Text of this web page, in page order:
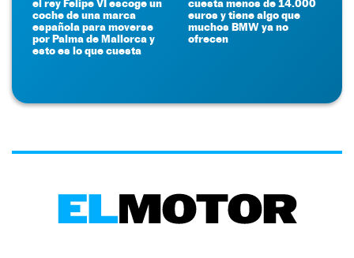
coche de una marca
española para moverse
por Palma de Mallorca y
esto es lo que cuesta
euros y tiene algo que
muchos BMW ya no
ofrecen